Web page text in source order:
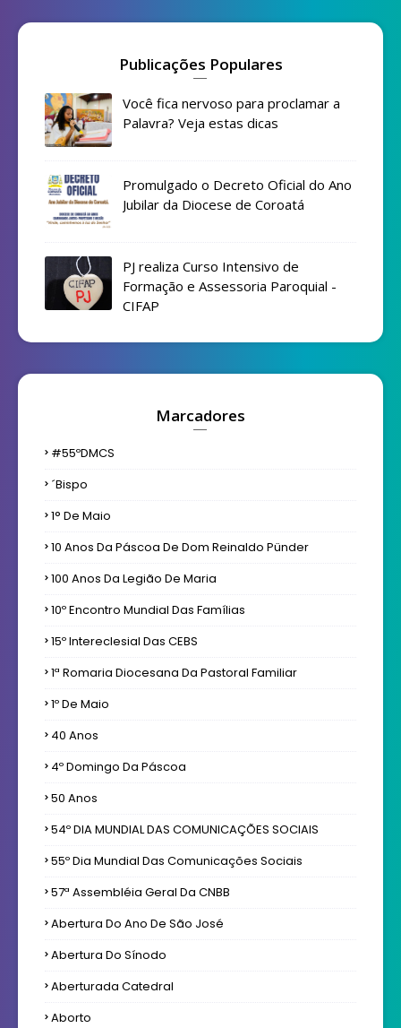
Publicações Populares
Você fica nervoso para proclamar a
Palavra? Veja estas dicas
Promulgado o Decreto Oficial do Ano
Jubilar da Diocese de Coroatá
PJ realiza Curso Intensivo de
Formação e Assessoria Paroquial -
CIFAP
Marcadores
#55ºDMCS
´bispo
1° De Maio
10 Anos Da Páscoa De Dom Reinaldo Pünder
100 Anos Da Legião De Maria
10º Encontro Mundial Das Famílias
15º Intereclesial Das CEBS
1ª Romaria Diocesana Da Pastoral Familiar
1º De Maio
40 Anos
4º Domingo Da Páscoa
50 Anos
54º DIA MUNDIAL DAS COMUNICAÇÕES SOCIAIS
55º Dia Mundial Das Comunicações Sociais
57ª Assembléia Geral Da CNBB
Abertura Do Ano De São José
Abertura Do Sínodo
Aberturada Catedral
Aborto